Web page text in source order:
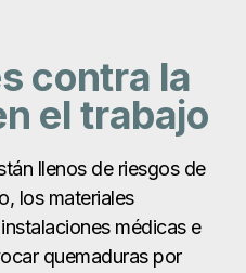
quemaduras por
otros equipos eléctricos
eléctricas si no se
Los
productos químicos
pulmones, las